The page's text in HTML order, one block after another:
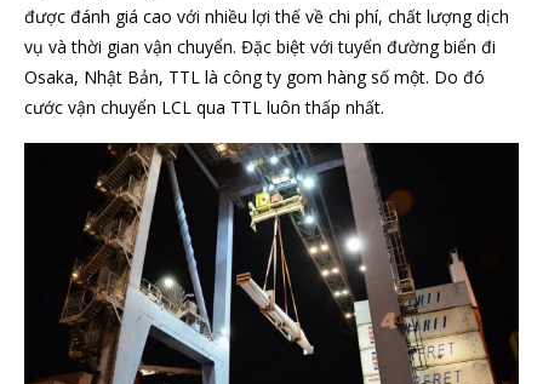
được đánh giá cao với nhiều lợi thế về chi phí, chất lượng dịch
vụ và thời gian vận chuyển. Đặc biệt với tuyến đường biển đi
Osaka, Nhật Bản, TTL là công ty gom hàng số một. Do đó
cước vận chuyển LCL qua TTL luôn thấp nhất.